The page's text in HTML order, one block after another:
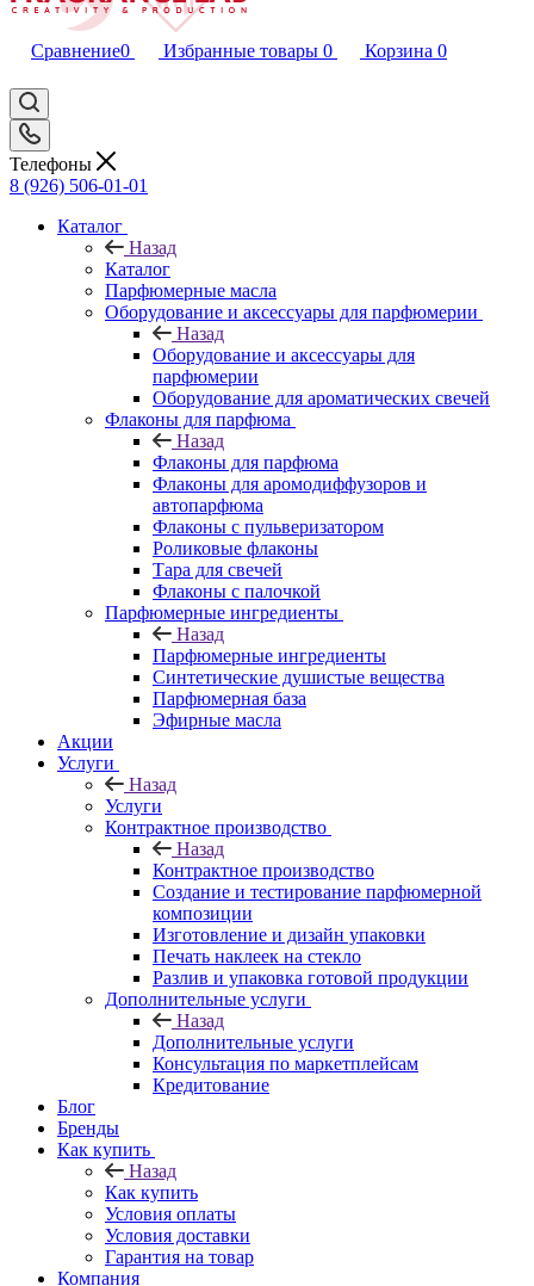
Сравнение0 Избранные товары 0 Корзина 0
Телефоны
8 (926) 506-01-01
Каталог
Назад
Каталог
Парфюмерные масла
Оборудование и аксессуары для парфюмерии
Назад
Оборудование и аксессуары для
парфюмерии
Оборудование для ароматических свечей
Флаконы для парфюма
Назад
Флаконы для парфюма
Флаконы для аромодиффузоров и
автопарфюма
Флаконы с пульверизатором
Роликовые флаконы
Тара для свечей
Флаконы с палочкой
Парфюмерные ингредиенты
Назад
Парфюмерные ингредиенты
Синтетические душистые вещества
Парфюмерная база
Эфирные масла
Акции
Услуги
Назад
Услуги
Контрактное производство
Назад
Контрактное производство
Создание и тестирование парфюмерной
композиции
Изготовление и дизайн упаковки
Печать наклеек на стекло
Разлив и упаковка готовой продукции
Дополнительные услуги
Назад
Дополнительные услуги
Консультация по маркетплейсам
Кредитование
Блог
Бренды
Как купить
Назад
Как купить
Условия оплаты
Условия доставки
Гарантия на товар
Компания